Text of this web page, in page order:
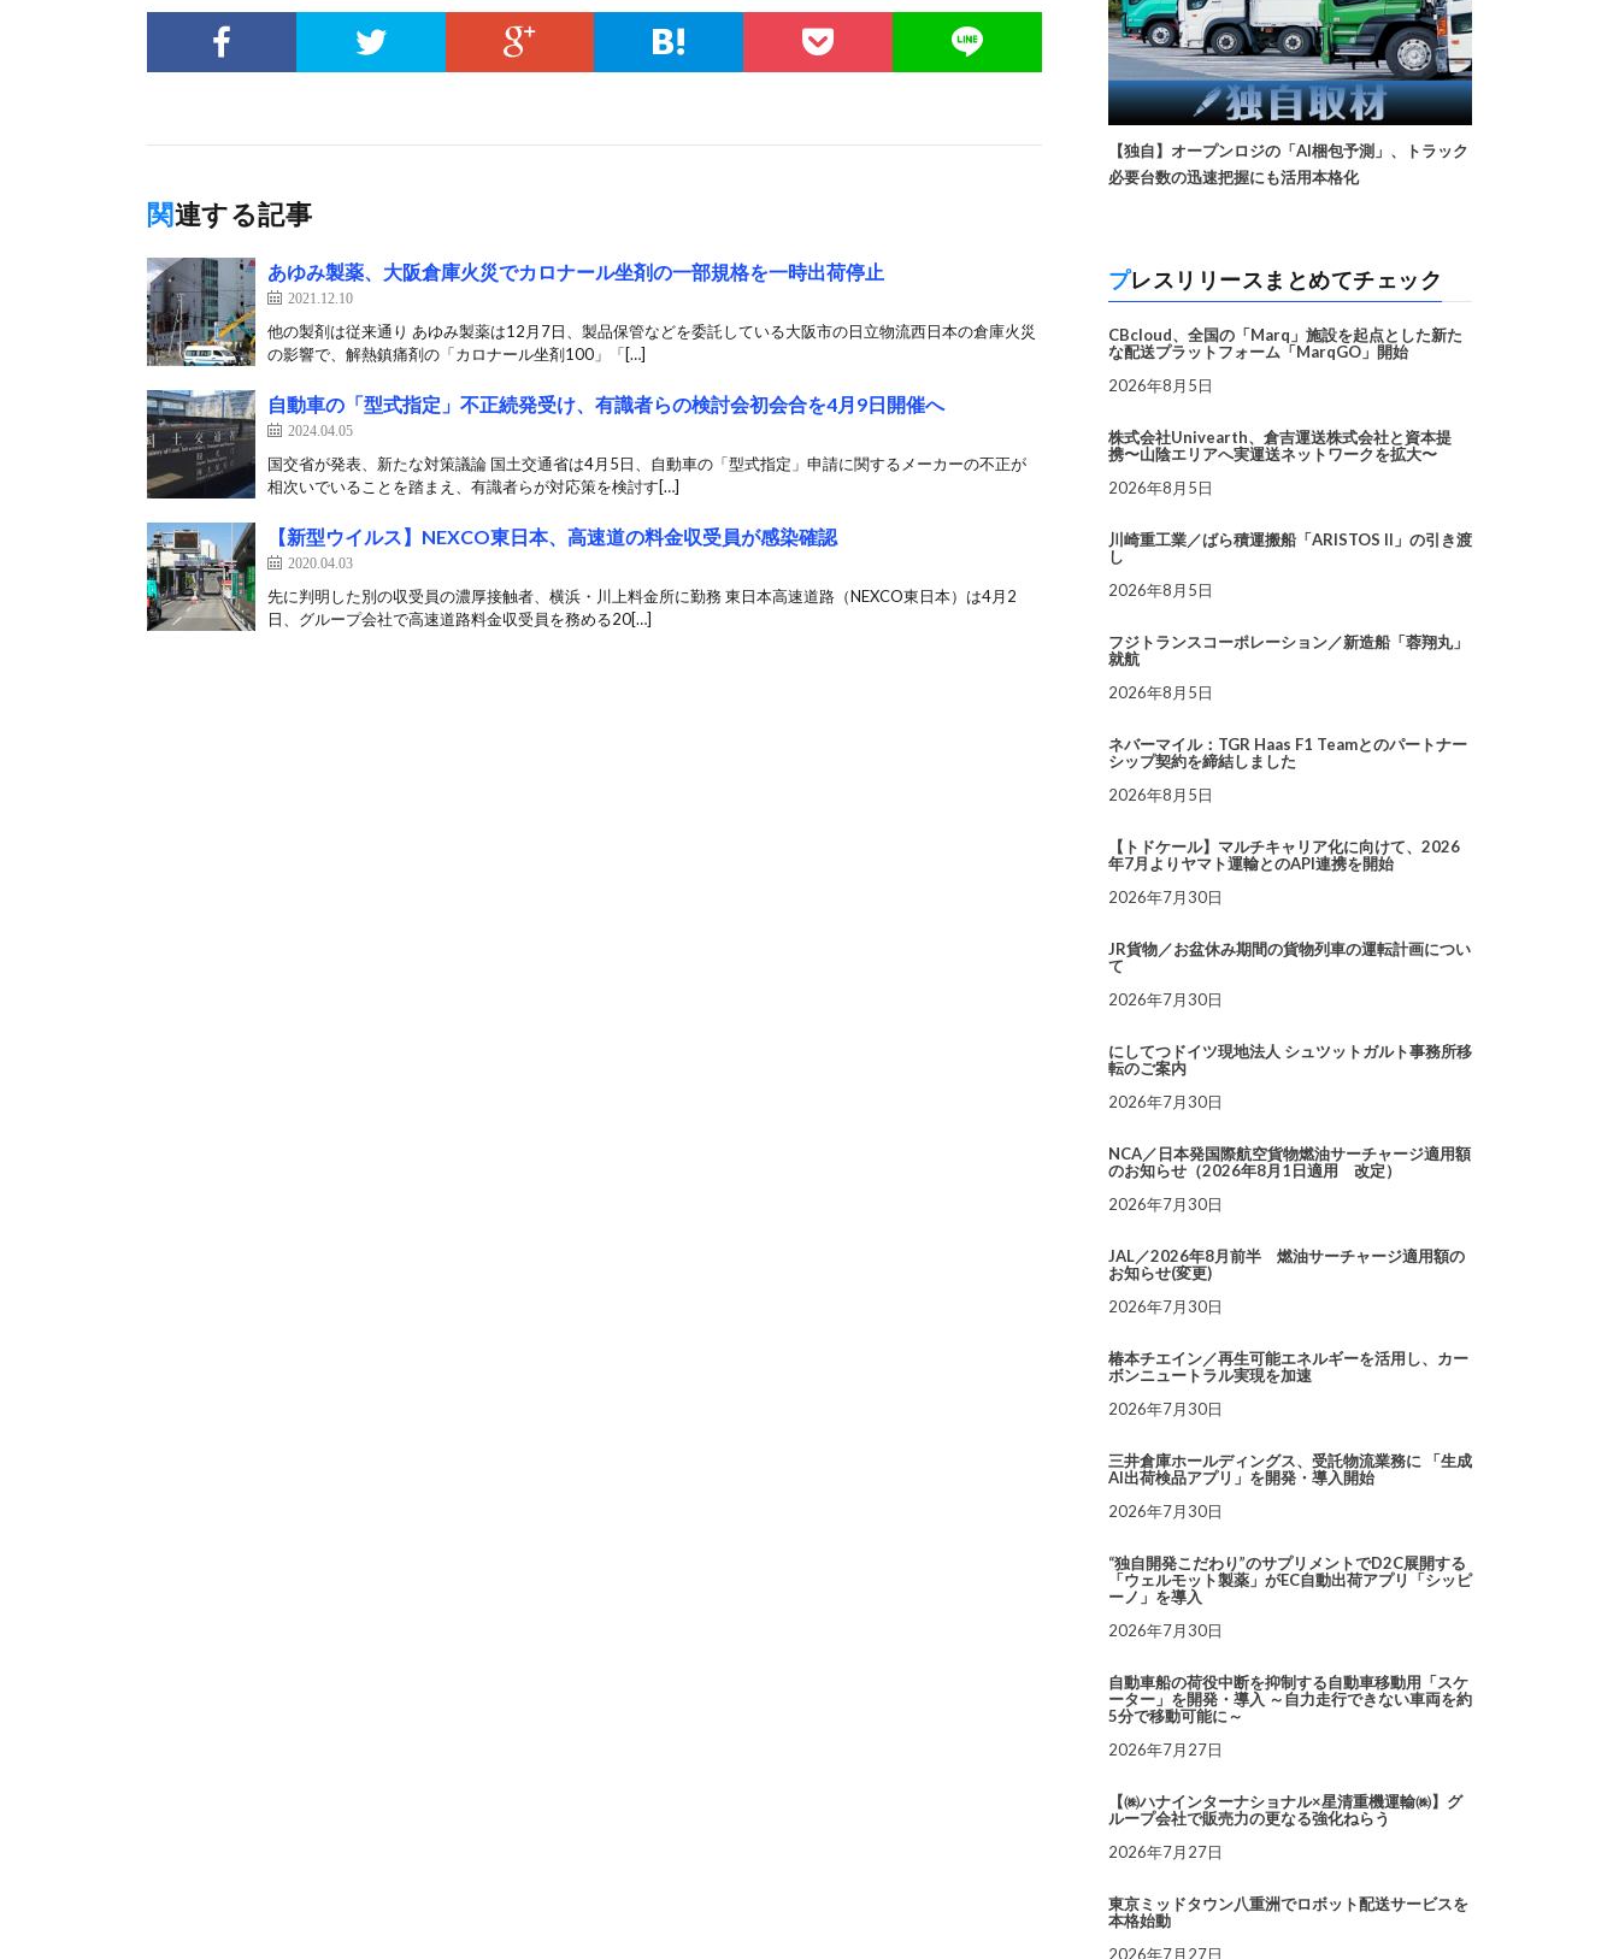
関連する記事
あゆみ製薬、大阪倉庫火災でカロナール坐剤の一部規格を一時出荷停止
2021.12.10
他の製剤は従来通り あゆみ製薬は12月7日、製品保管などを委託している大阪市の日立物流西日本の倉庫火災
の影響で、解熱鎮痛剤の「カロナール坐剤100」「[…]
自動車の「型式指定」不正続発受け、有識者らの検討会初会合を4月9日開催へ
2024.04.05
国交省が発表、新たな対策議論 国土交通省は4月5日、自動車の「型式指定」申請に関するメーカーの不正が
相次いでいることを踏まえ、有識者らが対応策を検討す[…]
【新型ウイルス】NEXCO東日本、高速道の料金収受員が感染確認
2020.04.03
先に判明した別の収受員の濃厚接触者、横浜・川上料金所に勤務 東日本高速道路（NEXCO東日本）は4月2
日、グループ会社で高速道路料金収受員を務める20[…]
【独自】オープンロジの「AI梱包予測」、トラック
必要台数の迅速把握にも活用本格化
プレスリリースまとめてチェック
CBcloud、全国の「Marq」施設を起点とした新た
な配送プラットフォーム「MarqGO」開始
2026年8月5日
株式会社Univearth、倉吉運送株式会社と資本提
携〜山陰エリアへ実運送ネットワークを拡大〜
2026年8月5日
川崎重工業／ばら積運搬船「ARISTOS II」の引き渡
し
2026年8月5日
フジトランスコーポレーション／新造船「蓉翔丸」
就航
2026年8月5日
ネバーマイル：TGR Haas F1 Teamとのパートナー
シップ契約を締結しました
2026年8月5日
【トドケール】マルチキャリア化に向けて、2026
年7月よりヤマト運輸とのAPI連携を開始
2026年7月30日
JR貨物／お盆休み期間の貨物列車の運転計画につい
て
2026年7月30日
にしてつドイツ現地法人 シュツットガルト事務所移
転のご案内
2026年7月30日
NCA／日本発国際航空貨物燃油サーチャージ適用額
のお知らせ（2026年8月1日適用 改定）
2026年7月30日
JAL／2026年8月前半 燃油サーチャージ適用額の
お知らせ(変更)
2026年7月30日
椿本チエイン／再生可能エネルギーを活用し、カー
ボンニュートラル実現を加速
2026年7月30日
三井倉庫ホールディングス、受託物流業務に 「生成
AI出荷検品アプリ」を開発・導入開始
2026年7月30日
“独自開発こだわり”のサプリメントでD2C展開する
「ウェルモット製薬」がEC自動出荷アプリ「シッピ
ーノ」を導入
2026年7月30日
自動車船の荷役中断を抑制する自動車移動用「スケ
ーター」を開発・導入 ～自力走行できない車両を約
5分で移動可能に～
2026年7月27日
【㈱ハナインターナショナル×星清重機運輸㈱】グ
ループ会社で販売力の更なる強化ねらう
2026年7月27日
東京ミッドタウン八重洲でロボット配送サービスを
本格始動
2026年7月27日